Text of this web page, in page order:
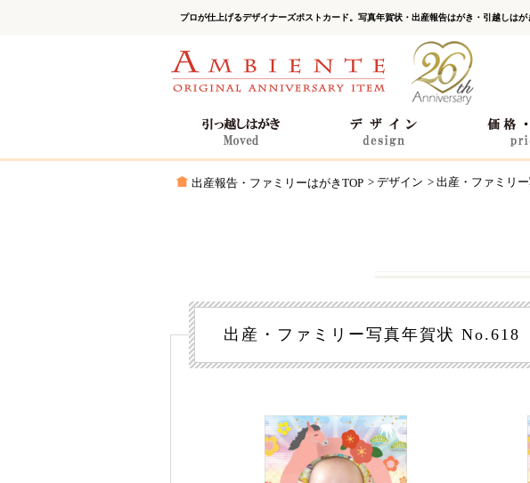
プロが仕上げるデザイナーズポストカード。写真年賀状・出産報告はがき・引越しは
出産報告・ファミリーはがきTOP > デザイン > 出産・ファミリ
出産・ファミリー写真年賀状 No.618